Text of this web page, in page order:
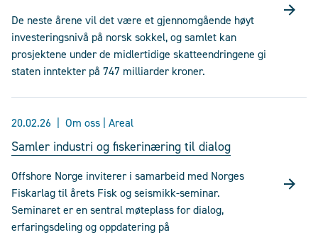
De neste årene vil det være et gjennomgående høyt
investeringsnivå på norsk sokkel, og samlet kan
prosjektene under de midlertidige skatteendringene gi
staten inntekter på 747 milliarder kroner.
20.02.26 Om oss | Areal
Samler industri og fiskerinæring til dialog
Offshore Norge inviterer i samarbeid med Norges
Fiskarlag til årets Fisk og seismikk-seminar.
Seminaret er en sentral møteplass for dialog,
erfaringsdeling og oppdatering på